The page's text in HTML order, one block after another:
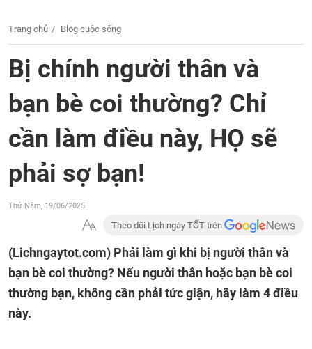
Trang chủ Blog cuộc sống
Bị chính người thân và
bạn bè coi thường? Chỉ
cần làm điều này, HỌ sẽ
phải sợ bạn!
Thứ Năm, 19/06/2025
Theo dõi Lịch ngày TỐT trên
(Lichngaytot.com) Phải làm gì khi bị người thân và
bạn bè coi thường? Nếu người thân hoặc bạn bè coi
thường bạn, không cần phải tức giận, hãy làm 4 điều
này.